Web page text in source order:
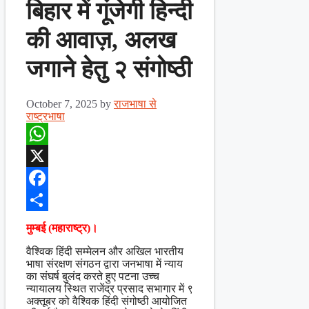
बिहार में गूंजेगी हिन्दी
की आवाज़, अलख
जगाने हेतु २ संगोष्ठी
October 7, 2025 byराजभाषा से
राष्ट्रभाषा
WhatsApp
X
Facebook
Share
मुम्बई (महाराष्ट्र)।
वैश्विक हिंदी सम्मेलन और अखिल भारतीय
भाषा संरक्षण संगठन द्वारा जनभाषा में न्याय
का संघर्ष बुलंद करते हुए पटना उच्च
न्यायालय स्थित राजेंद्र प्रसाद सभागार में ९
अक्तूबर को वैश्विक हिंदी संगोष्ठी आयोजित